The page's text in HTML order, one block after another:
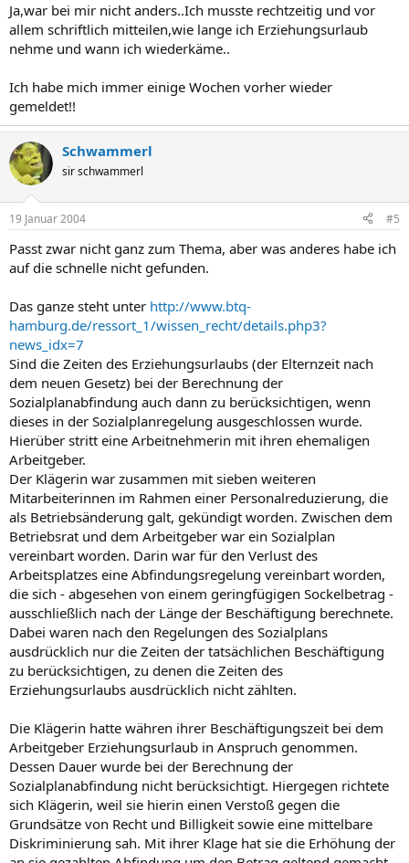
Ja,war bei mir nicht anders..Ich musste rechtzeitig und vor
allem schriftlich mitteilen,wie lange ich Erziehungsurlaub
nehme und wann ich wiederkäme..
Ich habe mich immer einige Wochen vorher wieder
gemeldet!!
Schwammerl
sir schwammerl
19 Januar 2004 #5
Passt zwar nicht ganz zum Thema, aber was anderes habe ich
auf die schnelle nicht gefunden.
Das ganze steht unter http://www.btq-
hamburg.de/ressort_1/wissen_recht/details.php3?
news_idx=7
Sind die Zeiten des Erziehungsurlaubs (der Elternzeit nach
dem neuen Gesetz) bei der Berechnung der
Sozialplanabfindung auch dann zu berücksichtigen, wenn
dieses in der Sozialplanregelung ausgeschlossen wurde.
Hierüber stritt eine Arbeitnehmerin mit ihren ehemaligen
Arbeitgeber.
Der Klägerin war zusammen mit sieben weiteren
Mitarbeiterinnen im Rahmen einer Personalreduzierung, die
als Betriebsänderung galt, gekündigt worden. Zwischen dem
Betriebsrat und dem Arbeitgeber war ein Sozialplan
vereinbart worden. Darin war für den Verlust des
Arbeitsplatzes eine Abfindungsregelung vereinbart worden,
die sich - abgesehen von einem geringfügigen Sockelbetrag -
ausschließlich nach der Länge der Beschäftigung berechnete.
Dabei waren nach den Regelungen des Sozialplans
ausdrücklich nur die Zeiten der tatsächlichen Beschäftigung
zu berücksichtigen, zu denen die Zeiten des
Erziehungsurlaubs ausdrücklich nicht zählten.
Die Klägerin hatte währen ihrer Beschäftigungszeit bei dem
Arbeitgeber Erziehungsurlaub in Anspruch genommen.
Dessen Dauer wurde bei der Berechnung der
Sozialplanabfindung nicht berücksichtigt. Hiergegen richtete
sich Klägerin, weil sie hierin einen Verstoß gegen die
Grundsätze von Recht und Billigkeit sowie eine mittelbare
Diskriminierung sah. Mit ihrer Klage hat sie die Erhöhung der